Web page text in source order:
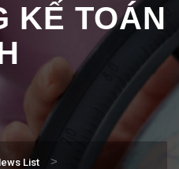
KẾ TOÁN
List >